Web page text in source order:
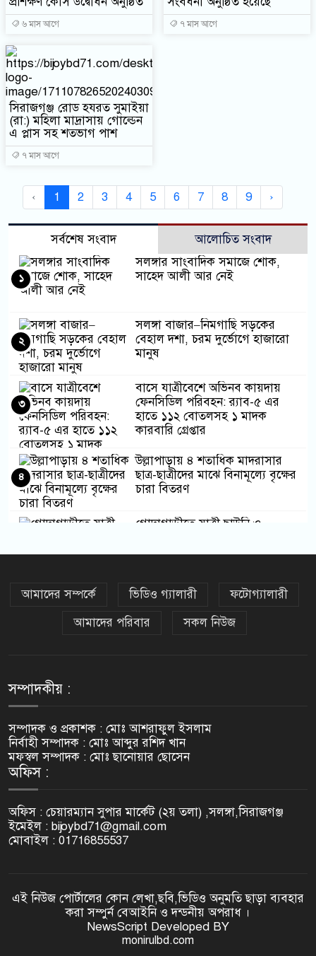
৬ মাস আগে ৭ মাস আগে
সিরাজগঞ্জ রোড হযরত সুমাইয়া
(রা:) মহিলা মাদ্রাসায় গোল্ডেন
এ প্লাস সহ শতভাগ পাশ
৭ মাস আগে
‹ 1 2 3 4 5 6 7 8 9 ›
সর্বশেষ সংবাদ
আলোচিত সংবাদ
সলঙ্গার সাংবাদিক সমাজে শোক,
সাহেদ আলী আর নেই
১
সলঙ্গা বাজার–নিমগাছি সড়কের
বেহাল দশা, চরম দুর্ভোগে হাজারো
মানুষ
২
বাসে যাত্রীবেশে অভিনব কায়দায়
ফেনসিডিল পরিবহন: র‍্যাব-৫ এর
হাতে ১১২ বোতলসহ ১ মাদক
কারবারি গ্রেপ্তার
৩
উল্লাপাড়ায় ৪ শতাধিক মাদরাসার
ছাত্র-ছাত্রীদের মাঝে বিনামূল্যে বৃক্ষের
চারা বিতরণ
৪
গোদাগাড়ীতে যাত্রী ছাউনি ও
কে স্মারকলিপি
সলঙ্গায় মৎস্য আড়ৎ সরকারি ভাবে
ইজারার দাবিতে মানববন্ধন
জীবন। মানবিকতার উজ্জ্বল দৃষ্টান্ত
স্থাপন করলেন হাজী আব্দুল মোমিন।
৮
আদালতে মামলা
৯
জমি সংক্রান্ত বিরোধে গোদাগাড়ীতে
সীমানা পিলার ভাঙচুর ও প্রাণনাশের
হুমকির অভিযোগ থানায় জিডি
আমাদের সম্পর্কে ভিডিও গ্যালারী
ফটোগ্যালারী
আমাদের পরিবার
সকল নিউজ
সম্পাদকীয় :
সম্পাদক ও প্রকাশক : মোঃ আশরাফুল ইসলাম
নির্বাহী সম্পাদক : মোঃ আব্দুর রশিদ খান
মফস্বল সম্পাদক : মোঃ ছানোয়ার ছোসেন
অফিস :
অফিস : চেয়ারম্যান সুপার মার্কেট (২য় তলা) ,সলঙ্গা,সিরাজগঞ্জ
ইমেইল : bijoybd71@gmail.com
মোবাইল : 01716855537
এই নিউজ পোর্টালের কোন লেখা,ছবি,ভিডিও অনুমতি ছাড়া ব্যবহার
করা সম্পুর্ন বেআইনি ও দন্ডনীয় অপরাধ ।
NewsScript Developed BY
monirulbd.com